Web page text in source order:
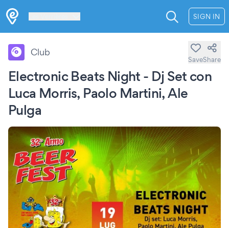
SIGN IN
Electronic Beats Night - Dj Set con
Luca Morris, Paolo Martini, Ale
Pulga
Club
SaveShare